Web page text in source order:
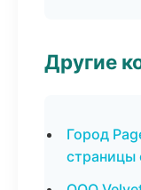
Другие
Город
страницы